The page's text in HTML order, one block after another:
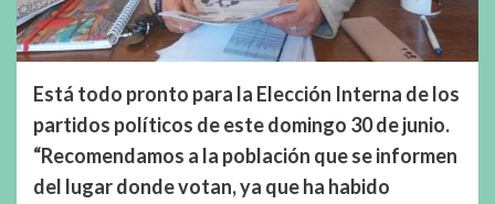
Está todo pronto para la Elección Interna de los
partidos políticos de este domingo 30 de junio.
“Recomendamos a la población que se informen
del lugar donde votan, ya que ha habido